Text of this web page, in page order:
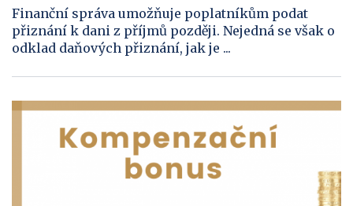
Finanční správa umožňuje poplatníkům podat
přiznání k dani z příjmů později. Nejedná se však o
odklad daňových přiznání, jak je ...